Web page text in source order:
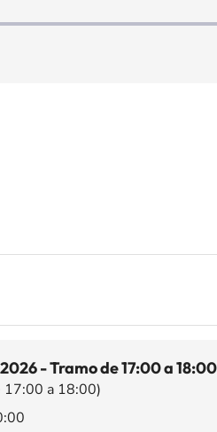
- Tramo de 17:00 a
17:00 a 18:00)